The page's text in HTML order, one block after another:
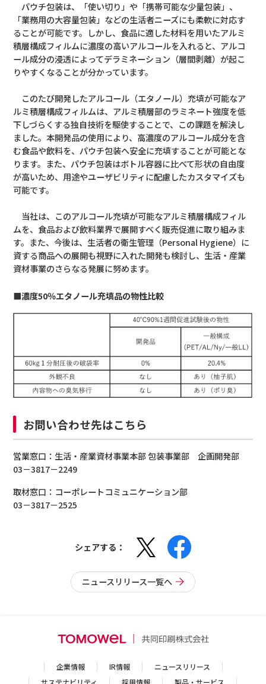
パウチ包装は、「使い切り」や「携帯可能な少量包装」、
「業務用の大容量包装」などの生活者ニーズにも柔軟に対応す
ることが可能です。しかし、食品に適した材料を用いたアルミ
積層構成フィルムに濃度の高いアルコールを入れると、アルコ
ール成分の浸透によってデラミネーション（層間剥離）が起こ
りやすくなることが分かっています。
このたび開発したアルコール（エタノール）充填が可能なア
ルミ積層構成フィルムは、アルミ積層部のラミネート強度を低
下しづらくする独自技術を駆使することで、この課題を解決し
ました。本開発品の使用により、高濃度のアルコール成分を含
む食品や飲料を、パウチ包装へ安全に充填することが可能とな
ります。また、パウチ包装はボトル容器に比べて形状の自由度
が高いため、用途やユーザビリティに配慮したカスタマイズも
可能です。
当社は、このアルコール充填が可能なアルミ積層構成フィル
ムを、食品および飲料業界で展開すべく販売促進に取り組みま
す。また、今後は、生活者の衛生管理（Personal Hygiene）に
資する商品への展開も視野に入れた開発も検討し、生活・産業
資材事業のさらなる発展に努めます。
■濃度50％エタノール充填品の物性比較
お問い合わせ先はこちら
営業窓口：生活・産業資材事業本部 包装事業部 企画開発部
03－3817－2249
取材窓口：コーポレートコミュニケーション部
03－3817－2525
シェアする：
ニュースリリース一覧へ
企業情報 IR情報
ニュースリリース
サステナビリティ
採用情報 製品・サービス